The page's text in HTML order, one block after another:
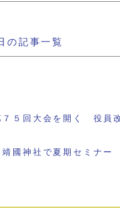
の記事一覧
７５回大会を開く 役員
國神社で夏期セミナー